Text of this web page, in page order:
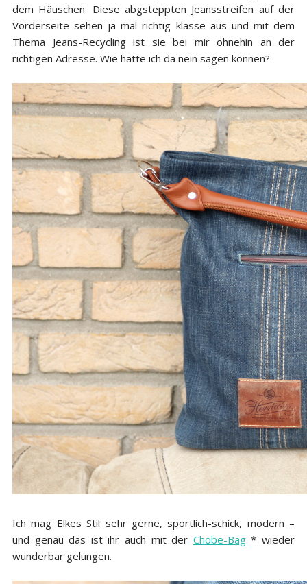
dem Häuschen. Diese abgsteppten Jeansstreifen auf der
Vorderseite sehen ja mal richtig klasse aus und mit dem
Thema Jeans-Recycling ist sie bei mir ohnehin an der
richtigen Adresse. Wie hätte ich da nein sagen können?
Ich mag Elkes Stil sehr gerne, sportlich-schick, modern –
und genau das ist ihr auch mit der Chobe-Bag* wieder
wunderbar gelungen.